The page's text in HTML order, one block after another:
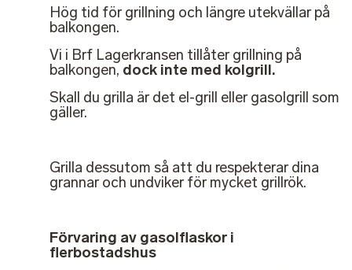
Hög tid för grillning och längre utekvällar på
balkongen.
Vi i Brf Lagerkransen tillåter grillning på
balkongen, dock inte med kolgrill.
Skall du grilla är det el-grill eller gasolgrill som
gäller.
Grilla dessutom så att du respekterar dina
grannar och undviker för mycket grillrök.
Förvaring av gasolflaskor i
flerbostadshus